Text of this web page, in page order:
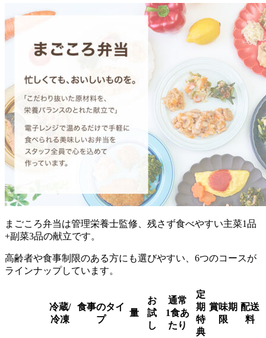
まごころ弁当は管理栄養士監修、残さず食べやすい主菜1品
+副菜3品の献立です。
高齢者や食事制限のある方にも選びやすい、6つのコースが
ラインナップしています。
冷蔵/
冷凍
食事のタイ
プ
量
お
試
し
通常
1食あ
たり
定
期
特
典
賞味期
限
配送
料